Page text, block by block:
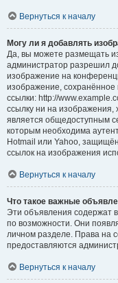
Вернуться к началу
Могу ли я добавлять
Да, вы можете размещать
администратор разрешил
изображение на
изображение,
ссылки: http://
ссылку ни на
является общедоступным
которым необходима
Hotmail или Yahoo,
ссылок на изображения
Вернуться к началу
Что такое важные
Эти объявления содержат
по возможности. Они
личном разделе. Права на
предоставляются
Вернуться к началу